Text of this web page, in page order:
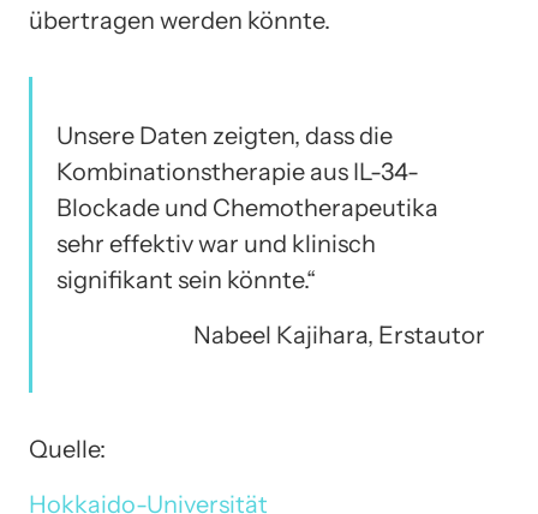
übertragen werden könnte.
Unsere Daten zeigten, dass die
Kombinationstherapie aus IL-34-
Blockade und Chemotherapeutika
sehr effektiv war und klinisch
signifikant sein könnte.“
Nabeel Kajihara, Erstautor
Quelle:
Hokkaido-Universität